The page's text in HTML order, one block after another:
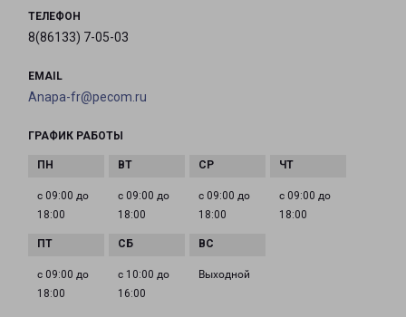
ТЕЛЕФОН
8(86133) 7-05-03
EMAIL
Anapa-fr@pecom.ru
ГРАФИК РАБОТЫ
с 09:00 до
18:00
с 09:00 до
18:00
с 09:00 до
18:00
с 09:00 до
18:00
с 09:00 до
18:00
с 10:00 до
16:00
Выходной